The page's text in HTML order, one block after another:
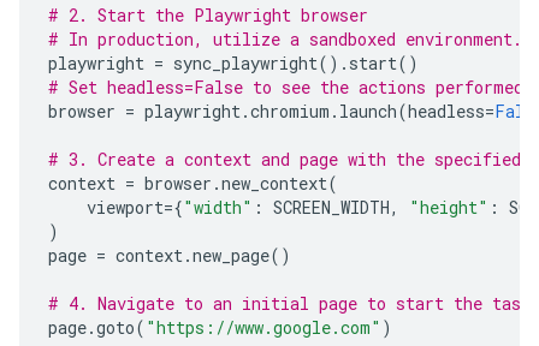
# 2. Start the Playwright browser
# In production, utilize a sandboxed environment.
playwright = sync_playwright() . start()
# Set headless=False to see the actions performed
browser = playwright.chromium . launch(headless=
# 3. Create a context and page with the specified
context = browser .new_context(
viewport={"width" : SCREEN_WIDTH, "height" :
)
page = context.new_page()
# 4. Navigate to an initial page to start the task
page.goto( "https://www.google.com" )